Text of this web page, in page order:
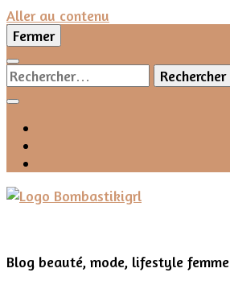
Aller au contenu
Fermer
Rechercher :
Blog beauté, mode, lifestyle femme